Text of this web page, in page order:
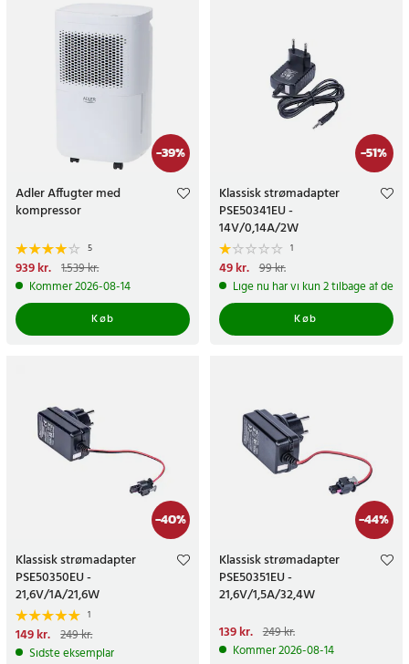
-39%
Adler Affugter med
kompressor
5
Nuværende pris
939 kr.Tidligere pris:
939 kr. 1.539 kr.
Kommer 2026-08-14
Køb
-51%
Klassisk strømadapter
PSE50341EU -
14V/0,14A/2W
1
Nuværende pris
pris:99 kr.
49 kr. 99 kr.
Lige nu har vi kun 2 tilbage af
Køb
-40%
Klassisk strømadapter
PSE50350EU -
21,6V/1A/21,6W
1
Nuværende pris
149 kr.Tidligere pris
149 kr. 249 kr.
Sidste eksemplar
-44%
Klassisk strømadapter
PSE50351EU -
21,6V/1,5A/32,4W
Nuværende pris
139 kr.Tidligere pris:249 kr.
139 kr. 249 kr.
Kommer 2026-08-14